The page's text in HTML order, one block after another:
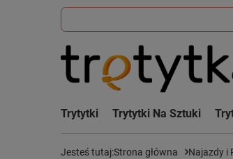
Trytytki Trytytki Na Sztuki
Jesteś tutaj:Strona główna Najazdy i